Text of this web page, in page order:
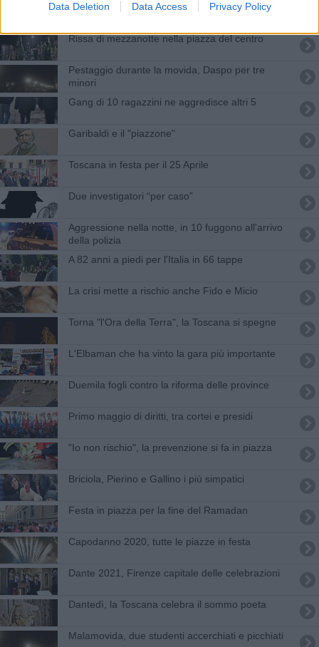
Data Deletion Data Access Privacy Policy
Primo Marzo, catena umana dei lavoratori del
Rissa di mezzanotte nella piazza del centro
Pestaggio durante la movida, Daspo per tre
minori
Gang di 10 ragazzini ne aggredisce altri 5
Garibaldi e il "piazzone"
Toscana in festa per il 25 Aprile
​Due investigatori “per caso”
Aggressione nella notte, in 10 fuggono all'arrivo
della polizia
A 82 anni a piedi per l'Italia in 66 tappe
La crisi mette a rischio anche Fido e Micio
Torna "l'Ora della Terra", la Toscana si spegne
L'Elbaman che ha vinto la gara più importante
Duemila fogli contro la riforma delle province
Primo maggio di diritti, tra cortei e presidi
"Io non rischio", la prevenzione si fa in piazza
Briciola, Pierino e Gallino i più simpatici
Festa in piazza per la fine del Ramadan
Capodanno 2020, tutte le piazze in festa
Dante 2021, Firenze capitale delle celebrazioni
Dantedì, la Toscana celebra il sommo poeta
Malamovida, due studenti accerchiati e picchiati